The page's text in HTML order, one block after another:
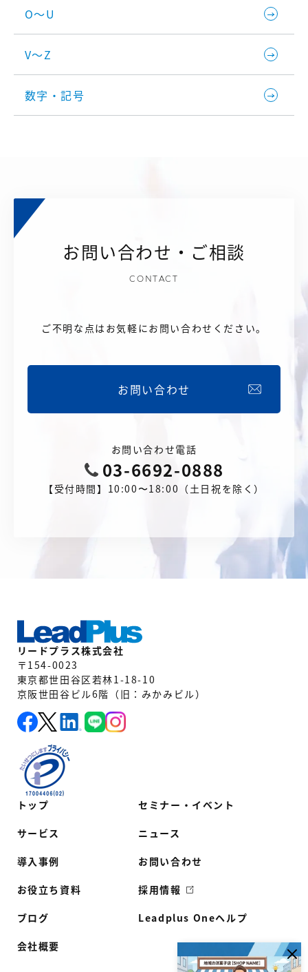
O～U
V～Z
数字・記号
お問い合わせ・ご相談
CONTACT
ご不明な点はお気軽にお問い合わせください。
お問い合わせ
お問い合わせ電話
03-6692-0888
【受付時間】10:00〜18:00（土日祝を除く）
トップ
サービス
導入事例
お役立ち資料
ブログ
会社概要
セミナー・イベント
ニュース
お問い合わせ
採用情報
Leadplus Oneヘルプ
リードプラス株式会社
〒154-0023
東京都世田谷区若林1-18-10
京阪世田谷ビル6階（旧：みかみビル）